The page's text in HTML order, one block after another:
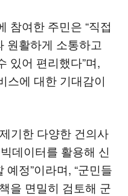
참여한 주민은 “직접
원활하게 소통하고
있어 편리했다”며,
스에 대한 기대감이
기한 다양한 건의사
데이터를 활용해 신
정”이라며, “군민들
을 면밀히 검토해 군